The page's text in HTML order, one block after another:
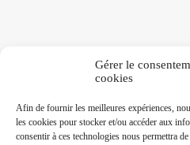
Gérer le
cookies
Afin de fournir les meilleures expériences,
les cookies pour stocker et/ou accéder aux
consentir à ces technologies nous permettra
NOTRE